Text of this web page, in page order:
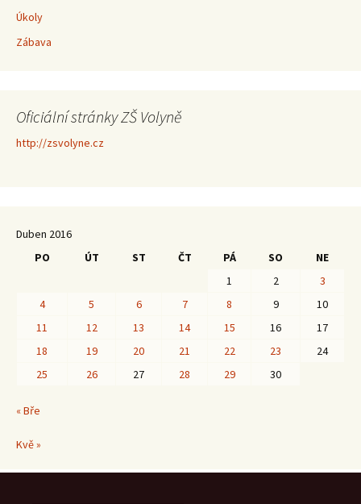
Úkoly
Zábava
Oficiální stránky ZŠ Volyně
http://zsvolyne.cz
Duben 2016
PO
ÚT ST ČT PÁ SO
NE
1
2
3
4
5 6 7 8 9
10
11
12 13 14 15 16
17
18
19 20 21 22 23
24
25
26 27 28 29 30
« Bře
Kvě »